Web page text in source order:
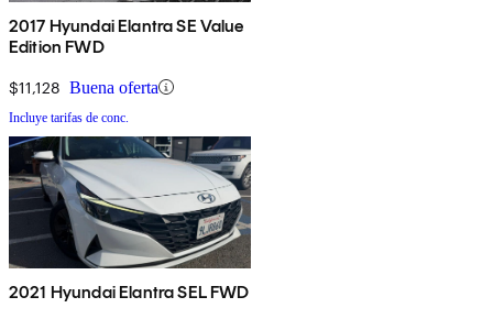
2017 Hyundai Elantra SE Value
Edition FWD
$11,128 Buena oferta
Incluye tarifas de conc.
2021 Hyundai Elantra SEL FWD